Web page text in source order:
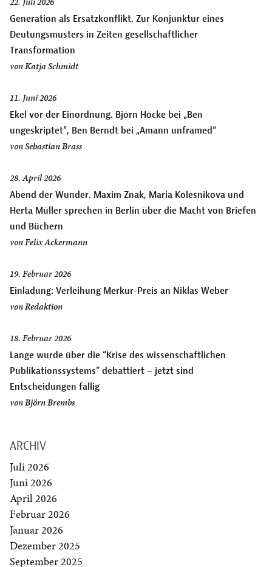
Generation als Ersatzkonflikt. Zur Konjunktur eines
Deutungsmusters in Zeiten gesellschaftlicher
Transformation
vonKatja Schmidt
11. Juni 2026
Ekel vor der Einordnung. Björn Höcke bei „Ben
ungeskriptet“, Ben Berndt bei „Amann unframed“
vonSebastian Brass
28. April 2026
Abend der Wunder. Maxim Znak, Maria Kolesnikova und
Herta Müller sprechen in Berlin über die Macht von Briefen
und Büchern
vonFelix Ackermann
19. Februar 2026
Einladung: Verleihung Merkur-Preis an Niklas Weber
vonRedaktion
18. Februar 2026
Lange wurde über die “Krise des wissenschaftlichen
Publikationssystems” debattiert – jetzt sind
Entscheidungen fällig
vonBjörn Brembs
ARCHIV
Juli 2026
Juni 2026
April 2026
Februar 2026
Januar 2026
Dezember 2025
September 2025